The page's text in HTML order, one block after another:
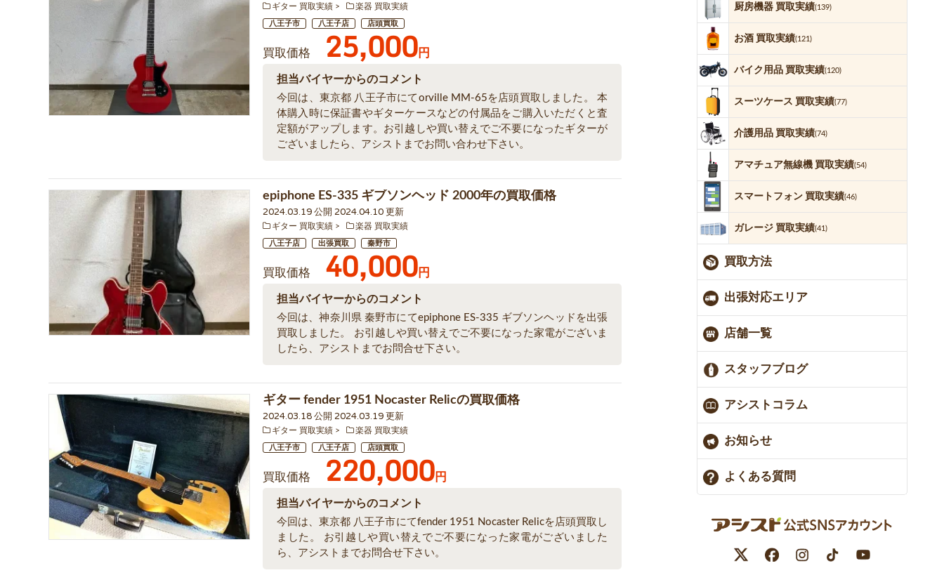
ギター 買取実績 楽器 買取実績
八王子市 八王子店 店頭買取
買取価格 25,000円
担当バイヤーからのコメント
今回は、東京都 八王子市にてorville MM-65を店頭買取しました。 本
体購入時に保証書やギターケースなどの付属品をご購入いただくと査
定額がアップします。お引越しや買い替えでご不要になったギターが
ございましたら、アシストまでお問い合わせ下さい。
epiphone ES-335 ギブソンヘッド 2000年の買取価格
2024.03.19 公開 2024.04.10 更新
ギター 買取実績 楽器 買取実績
八王子店 出張買取 秦野市
買取価格 40,000円
担当バイヤーからのコメント
今回は、神奈川県 秦野市にてepiphone ES-335 ギブソンヘッドを出張
買取しました。 お引越しや買い替えでご不要になった家電がございま
したら、アシストまでお問合せ下さい。
ギター fender 1951 Nocaster Relicの買取価格
2024.03.18 公開 2024.03.19 更新
ギター 買取実績 楽器 買取実績
八王子市 八王子店 店頭買取
買取価格 220,000円
担当バイヤーからのコメント
今回は、東京都 八王子市にてfender 1951 Nocaster Relicを店頭買取し
ました。 お引越しや買い替えでご不要になった家電がございました
ら、アシストまでお問合せ下さい。
厨房機器 買取実績(139)
お酒 買取実績(121)
バイク用品 買取実績(120)
スーツケース 買取実績(77)
介護用品 買取実績(74)
アマチュア無線機 買取実績(54)
スマートフォン 買取実績(46)
ガレージ 買取実績(41)
買取方法
出張対応エリア
店舗一覧
スタッフブログ
アシストコラム
お知らせ
よくある質問